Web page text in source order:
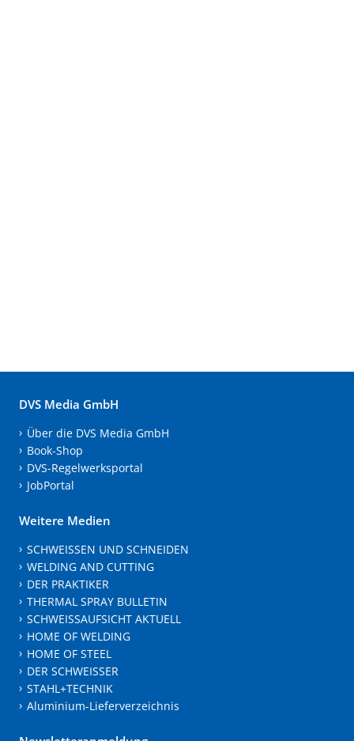
DVS Media GmbH
Über die DVS Media GmbH
Book-Shop
DVS-Regelwerksportal
JobPortal
Weitere Medien
SCHWEISSEN UND SCHNEIDEN
WELDING AND CUTTING
DER PRAKTIKER
THERMAL SPRAY BULLETIN
SCHWEISSAUFSICHT AKTUELL
HOME OF WELDING
HOME OF STEEL
DER SCHWEISSER
STAHL+TECHNIK
Aluminium-Lieferverzeichnis